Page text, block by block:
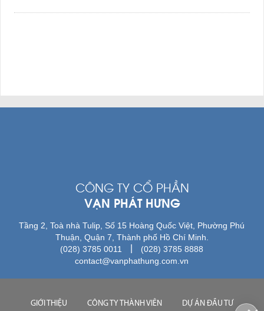
CÔNG TY CỔ PHẦN
VẠN PHÁT HƯNG
Tầng 2, Toà nhà Tulip, Số 15 Hoàng Quốc Việt, Phường Phú
Thuận, Quận 7, Thành phố Hồ Chí Minh.
(028) 3785 0011
(028) 3785 8888
contact@vanphathung.com.vn
GIỚI THIỆU CÔNG TY THÀNH VIÊN DỰ ÁN ĐẦU TƯ